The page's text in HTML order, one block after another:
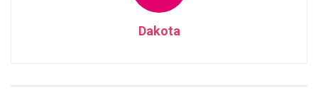
Dakota